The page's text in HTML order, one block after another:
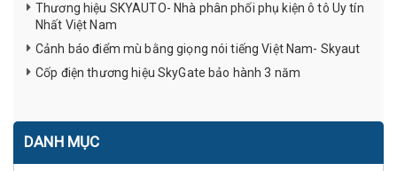
Thương hiệu SKYAUTO- Nhà phân phối phụ kiện ô tô Uy tín
Nhất Việt Nam
Cảnh báo điểm mù bằng giọng nói tiếng Việt Nam- Skyaut
Cốp điện thương hiệu SkyGate bảo hành 3 năm
DANH MỤC